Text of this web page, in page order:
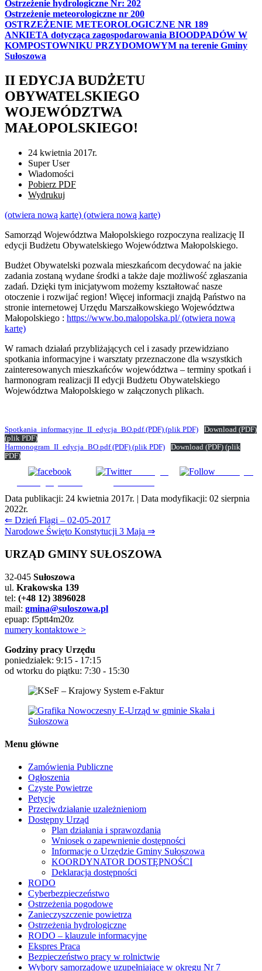
Ostrzeżenie hydrologiczne Nr: 202
Ostrzeżenie meteorologiczne nr 200
OSTRZEŻENIE METEOROLOGICZNE NR 189
ANKIETA dotycząca zagospodarowania BIOODPADÓW W
KOMPOSTOWNIKU PRZYDOMOWYM na terenie Gminy
Sułoszowa
II EDYCJA BUDŻETU
OBYWATELSKIEGO
WOJEWÓDZTWA
MAŁOPOLSKIEGO!
24 kwietnia 2017r.
Super User
Wiadomości
Pobierz PDF
Wydrukuj
(otwiera nową kartę) (otwiera nową kartę)
Samorząd Województwa Małopolskiego rozpoczyna realizację II
edycji Budżetu Obywatelskiego Województwa Małopolskiego.
Budżet Obywatelski pozwala mieszkańcom decydować na jakie
zadania zostaną wydane środki a także daje możliwość zgłaszania
zadań. Dzięki tym inicjatywom możemy kształtować nasze
otoczenie i rozwijać region! Więcej informacji znajdą Państwo na
stronie internetowej Urzędu Marszałkowskiego Województwa
Małopolskiego : https://www.bo.malopolska.pl/(otwiera nową
kartę)
W ramach działań przybliżających cel i zasady przewidziano
spotkania informacyjne i warsztaty przeznaczone dla wszystkich
zainteresowanych mieszkańców województwa – terminy spotkań i
harmonogram realizacji II edycji Budżetu Obywatelskiego
Województwa Małopolskiego w załączonych plikach.
Spotkania_informacyjne_II_edycja_BO.pdf(PDF) (plik PDF) Download(PDF)
(plik PDF)
Harmonogram_II_edycja_BO.pdf(PDF) (plik PDF) Download(PDF)(plik
PDF)
Udostępnij
Subskrybuj
Data publikacji: 24 kwietnia 2017r. | Data modyfikacji: 02 sierpnia
2022r.
Nawigacja
wpisu
⇐ Dzień Flagi – 02-05-2017
Narodowe Święto Konstytucji 3 Maja ⇒
URZĄD GMINY SUŁOSZOWA
32-045 Sułoszowa
ul. Krakowska 139
tel: (+48 12) 3896028
mail: gmina@suloszowa.pl
epuap: f5ptt4m20z
numery kontaktowe >
Godziny pracy Urzędu
poniedziałek: 9:15 - 17:15
od wtorku do piątku: 7:30 - 15:30
Menu główne
Zamówienia Publiczne
Ogłoszenia
Czyste Powietrze
Petycje
Przeciwdziałanie uzależnieniom
Dostępny Urząd
Plan działania i sprawozdania
Wniosek o zapewnienie dostępności
Informacje o Urzędzie Gminy Sułoszowa
KOORDYNATOR DOSTĘPNOŚCI
Deklaracja dostępności
RODO
Cyberbezpieczeństwo
Ostrzeżenia pogodowe
Zanieczyszczenie powietrza
Ostrzeżenia hydrologiczne
RODO – klauzule informacyjne
Ekspres Praca
Bezpieczeństwo pracy w rolnictwie
Wybory samorządowe uzupełniające w okręgu Nr 7